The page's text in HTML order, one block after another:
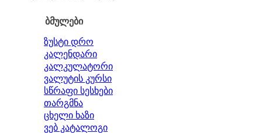
ბმულები
ზუსტი დრო
კალენდარი
კალკულატორი
ვალუტის კურსი
სწრაფი სესხები
თარგმნა
ცხელი ხაზი
ვებ კატალოგი